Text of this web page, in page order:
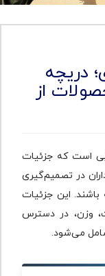
دریچه
از
است که جزئیات
در تصمیم‌گیری
باشند. این جزئیات
وزن، در دسترس
شامل می‌شود.